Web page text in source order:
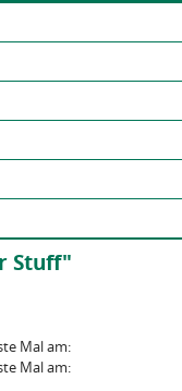
Stuff"
Mal am:
Mal am: